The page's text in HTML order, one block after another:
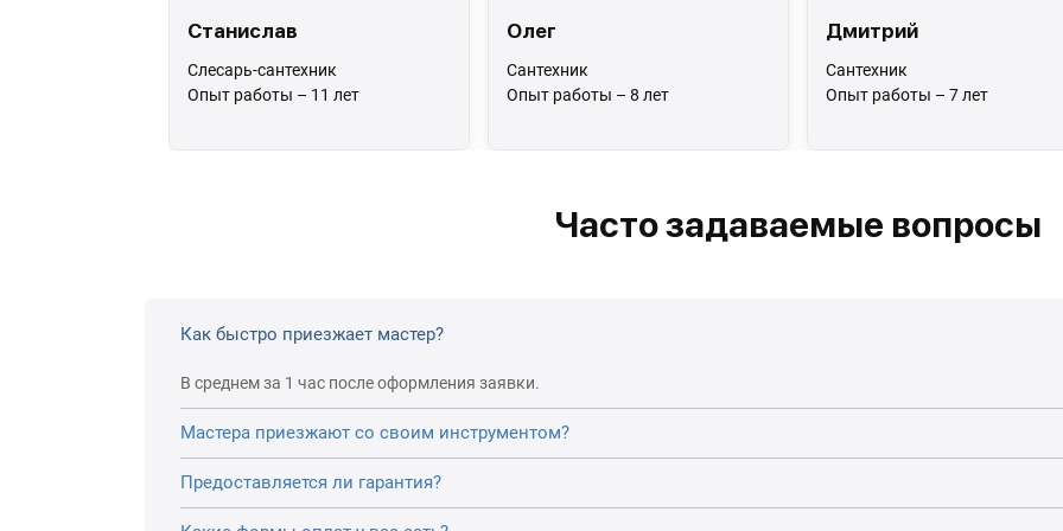
Станислав
Слесарь-сантехник
Опыт работы – 11 лет
Олег
Сантехник
Опыт работы – 8 лет
Дмитрий
Сантехник
Опыт работы – 7 лет
Часто задаваемые вопросы
Как быстро приезжает мастер?
В среднем за 1 час после оформления заявки.
Мастера приезжают со своим инструментом?
Предоставляется ли гарантия?